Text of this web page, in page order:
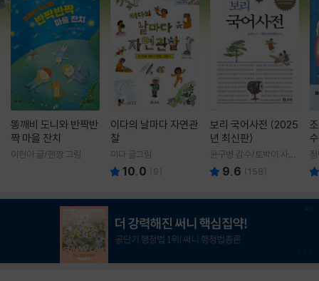
똥깨비 도니와 반짝반
짝 마을 잔치
이현아 글/핸짱 그림
이다의 날마다 자연관
찰
이다 글그림
10.0 (9)
보리 국어사전 (2025
년 최신판)
윤구병 감수/토박이 사전
편찬실 편
9.6 (158)